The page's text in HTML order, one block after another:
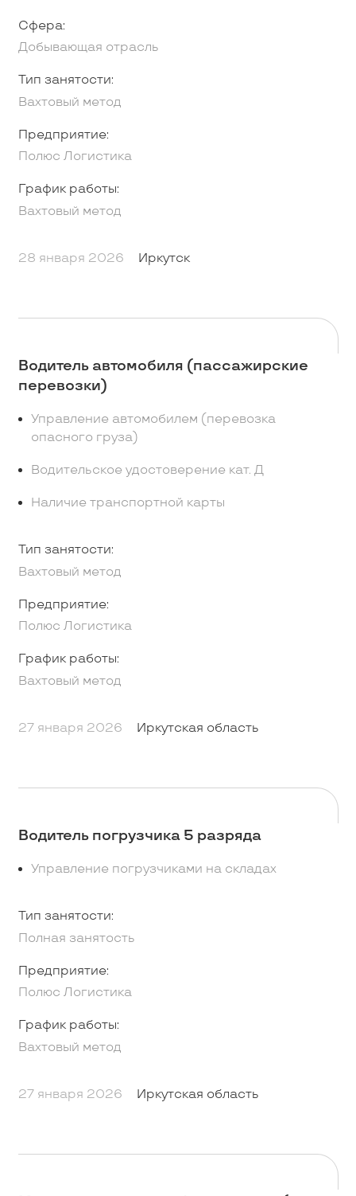
Сфера:
Добывающая отрасль
Тип занятости:
Вахтовый метод
Предприятие:
Полюс Логистика
График работы:
Вахтовый метод
28 января 2026 Иркутск
Водитель автомобиля (пассажирские
перевозки)
Управление автомобилем (перевозка
опасного груза)
Водительское удостоверение кат. Д
Наличие транспортной карты
Тип занятости:
Вахтовый метод
Предприятие:
Полюс Логистика
График работы:
Вахтовый метод
27 января 2026 Иркутская область
Водитель погрузчика 5 разряда
Управление погрузчиками на складах
Тип занятости:
Полная занятость
Предприятие:
Полюс Логистика
График работы:
Вахтовый метод
27 января 2026 Иркутская область